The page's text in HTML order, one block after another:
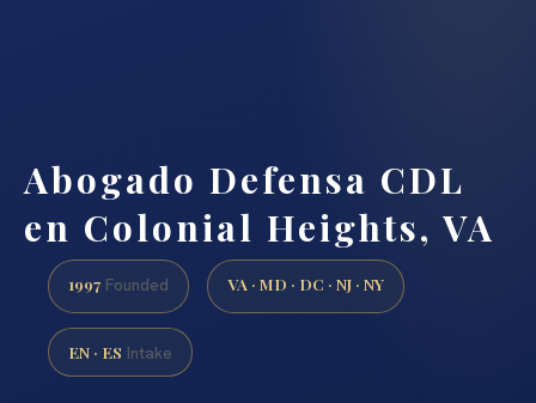
Abogado Defensa CDL
en Colonial Heights, VA
1997 Founded VA · MD · DC · NJ · NY
EN · ES Intake